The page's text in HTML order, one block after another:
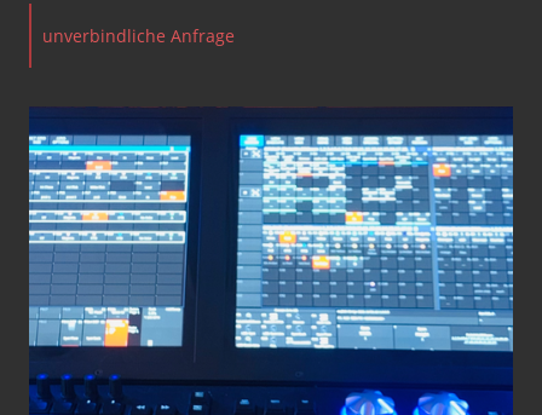
unverbindliche Anfrage